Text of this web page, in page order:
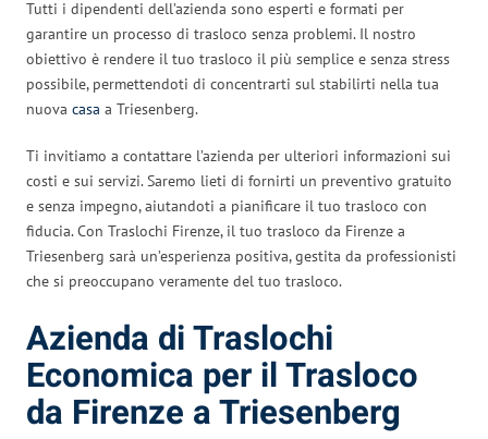
Tutti i dipendenti dell’azienda sono esperti e formati per
garantire un processo di trasloco senza problemi. Il nostro
obiettivo è rendere il tuo trasloco il più semplice e senza stress
possibile, permettendoti di concentrarti sul stabilirti nella tua
nuova casa a Triesenberg.
Ti invitiamo a contattare l’azienda per ulteriori informazioni sui
costi e sui servizi. Saremo lieti di fornirti un preventivo gratuito
e senza impegno, aiutandoti a pianificare il tuo trasloco con
fiducia. Con Traslochi Firenze, il tuo trasloco da Firenze a
Triesenberg sarà un’esperienza positiva, gestita da professionisti
che si preoccupano veramente del tuo trasloco.
Azienda di Traslochi
Economica per il Trasloco
da Firenze a Triesenberg